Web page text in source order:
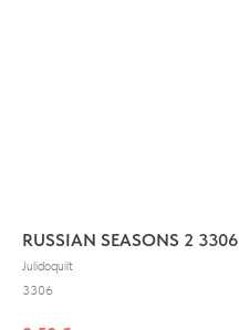
RUSSIAN SEASONS 2 3306
Julidoquilt
3306